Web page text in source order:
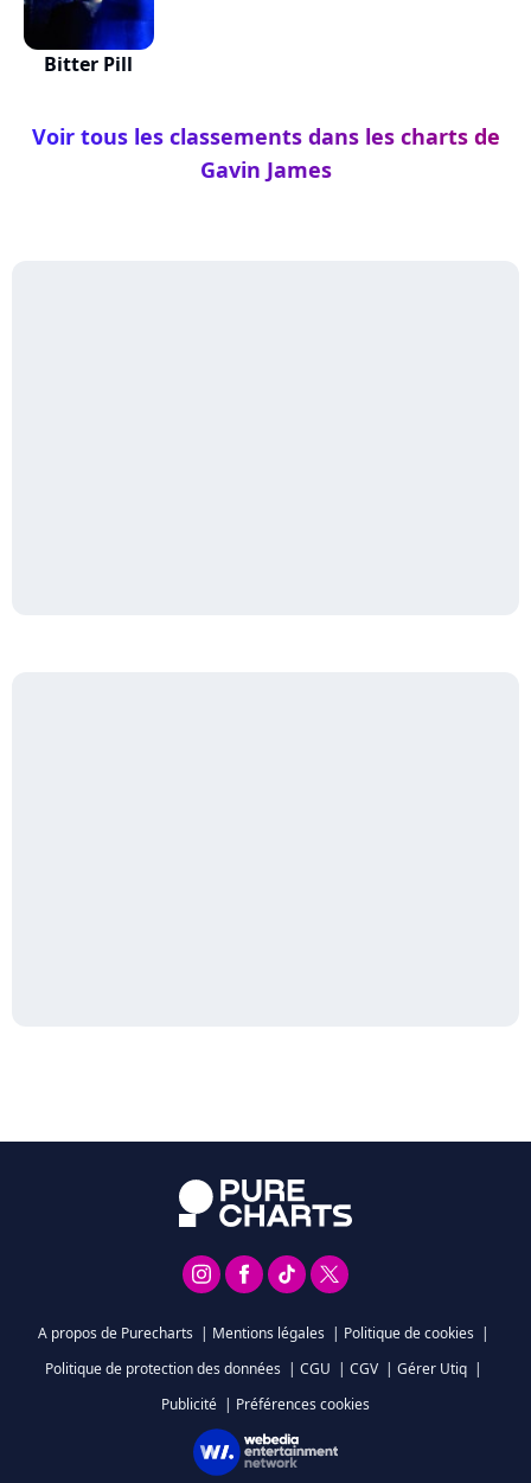
Bitter Pill
Voir tous les classements dans les charts de
Gavin James
A propos de Purecharts | Mentions légales | Politique de cookies |
Politique de protection des données | CGU | CGV | Gérer Utiq |
Publicité | Préférences cookies